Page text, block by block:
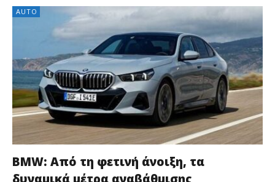
AUTO
BMW: Από τη φετινή άνοιξη, τα